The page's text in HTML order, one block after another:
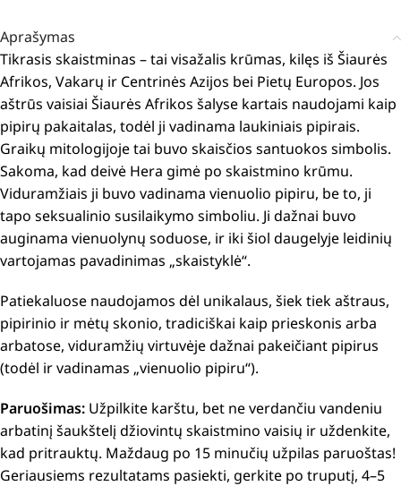
Aprašymas
Tikrasis skaistminas – tai visažalis krūmas, kilęs iš Šiaurės
Afrikos, Vakarų ir Centrinės Azijos bei Pietų Europos. Jos
aštrūs vaisiai Šiaurės Afrikos šalyse kartais naudojami kaip
pipirų pakaitalas, todėl ji vadinama laukiniais pipirais.
Graikų mitologijoje tai buvo skaisčios santuokos simbolis.
Sakoma, kad deivė Hera gimė po skaistmino krūmu.
Viduramžiais ji buvo vadinama vienuolio pipiru, be to, ji
tapo seksualinio susilaikymo simboliu. Ji dažnai buvo
auginama vienuolynų soduose, ir iki šiol daugelyje leidinių
vartojamas pavadinimas „skaistyklė“.
Patiekaluose naudojamos dėl unikalaus, šiek tiek aštraus,
pipirinio ir mėtų skonio, tradiciškai kaip prieskonis arba
arbatose, viduramžių virtuvėje dažnai pakeičiant pipirus
(todėl ir vadinamas „vienuolio pipiru“).
Paruošimas: Užpilkite karštu, bet ne verdančiu vandeniu
arbatinį šaukštelį džiovintų skaistmino vaisių ir uždenkite,
kad pritrauktų. Maždaug po 15 minučių užpilas paruoštas!
Geriausiems rezultatams pasiekti, gerkite po truputį, 4–5